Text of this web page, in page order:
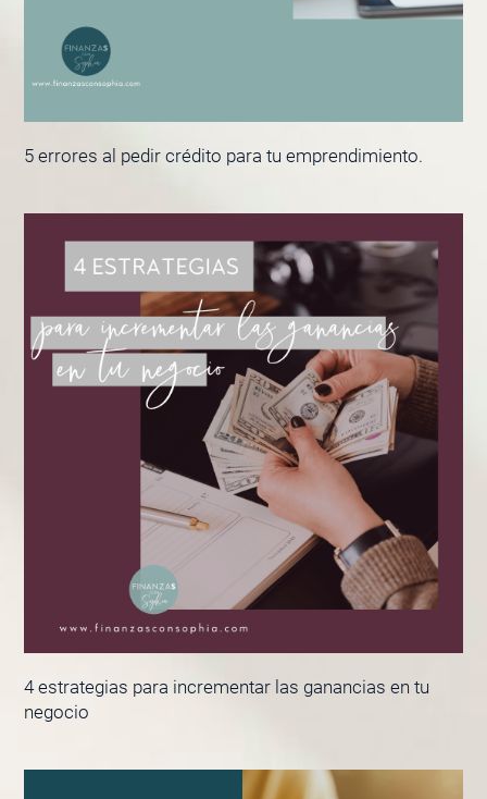
5 errores al pedir crédito para tu emprendimiento.
4 estrategias para incrementar las ganancias en tu
negocio